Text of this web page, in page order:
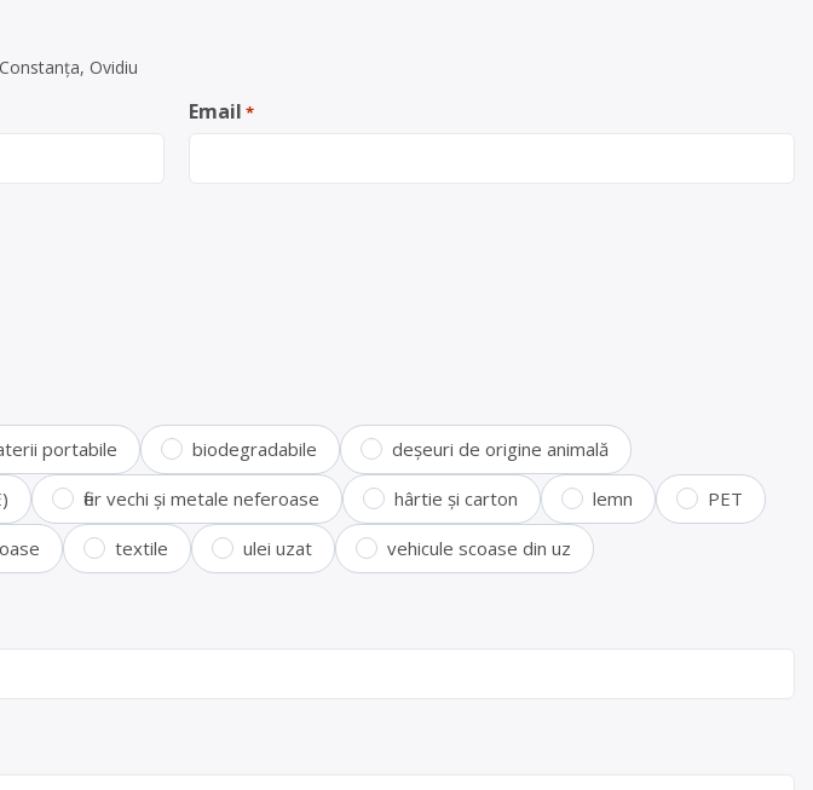
Ovidiu
Email *
portabile biodegradabile deșeuri de origine animală
fier vechi și metale neferoase hârtie și carton lemn PET
textile ulei uzat vehicule scoase din uz